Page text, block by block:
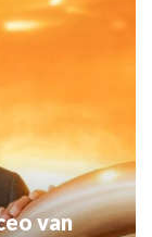
van